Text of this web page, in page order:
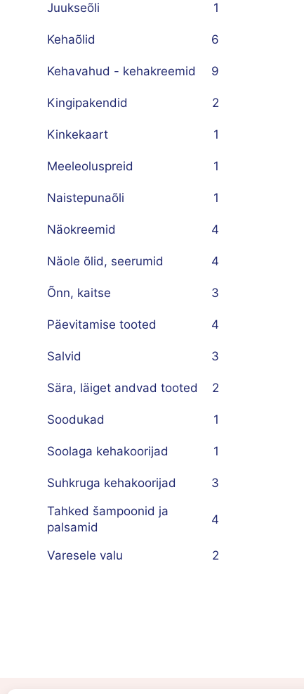
Juukseõli 1
Kehaõlid 6
Kehavahud - kehakreemid 9
Kingipakendid 2
Kinkekaart 1
Meeleoluspreid 1
Naistepunaõli 1
Näokreemid 4
Näole õlid, seerumid 4
Õnn, kaitse 3
Päevitamise tooted 4
Salvid 3
Sära, läiget andvad tooted 2
Soodukad 1
Soolaga kehakoorijad 1
Suhkruga kehakoorijad
3
Tahked šampoonid ja
palsamid
4
Varesele valu 2